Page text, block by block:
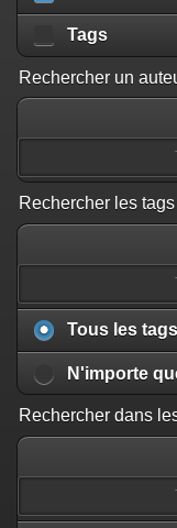
Tags
Rechercher un
Rechercher les tags
Tous les tags
N'importe
Rechercher dans